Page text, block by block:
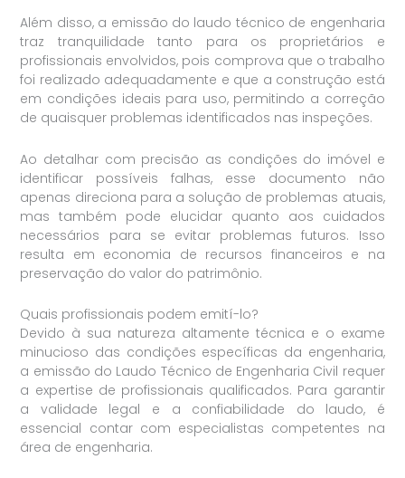
Além disso, a emissão do laudo técnico de engenharia
traz tranquilidade tanto para os proprietários e
profissionais envolvidos, pois comprova que o trabalho
foi realizado adequadamente e que a construção está
em condições ideais para uso, permitindo a correção
de quaisquer problemas identificados nas inspeções.
Ao detalhar com precisão as condições do imóvel e
identificar possíveis falhas, esse documento não
apenas direciona para a solução de problemas atuais,
mas também pode elucidar quanto aos cuidados
necessários para se evitar problemas futuros. Isso
resulta em economia de recursos financeiros e na
preservação do valor do patrimônio.
Quais profissionais podem emití-lo?
Devido à sua natureza altamente técnica e o exame
minucioso das condições específicas da engenharia,
a emissão do Laudo Técnico de Engenharia Civil requer
a expertise de profissionais qualificados. Para garantir
a validade legal e a confiabilidade do laudo, é
essencial contar com especialistas competentes na
área de engenharia.